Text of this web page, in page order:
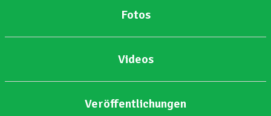
Fotos
Videos
Veröffentlichungen